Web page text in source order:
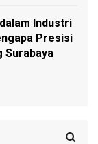
Industri
Presisi
Surabaya